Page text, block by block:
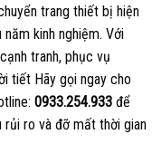
trang thiết bị hiện
kinh nghiệm. Với
tranh, phục vụ
tiết Hãy gọi ngay cho
0933.254.933 để
rủi ro và đỡ mất thời gian